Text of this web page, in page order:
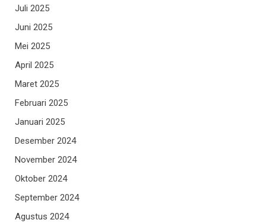
Juli 2025
Juni 2025
Mei 2025
April 2025
Maret 2025
Februari 2025
Januari 2025
Desember 2024
November 2024
Oktober 2024
September 2024
Agustus 2024